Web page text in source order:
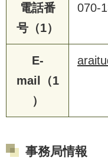
電話番
号（1）
070-
E-
mail（1
）
事務局情報